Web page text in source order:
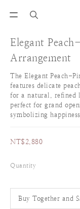
Elegant
Arrangement
The Elegant Peach-
features delicate
for a natural, refined
perfect for grand
symbolizing
NT$2,880
Quantity
Buy Together and